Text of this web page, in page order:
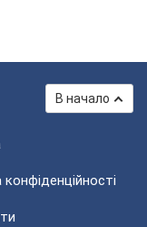
В начало